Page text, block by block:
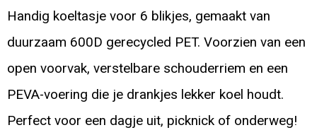
Handig koeltasje voor 6 blikjes, gemaakt van
duurzaam 600D gerecycled PET. Voorzien van een
open voorvak, verstelbare schouderriem en een
PEVA-voering die je drankjes lekker koel houdt.
Perfect voor een dagje uit, picknick of onderweg!